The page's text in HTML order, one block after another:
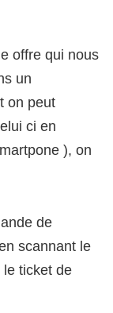
offre qui nous
un
on peut
ci en
), on
de
scannant le
ticket de